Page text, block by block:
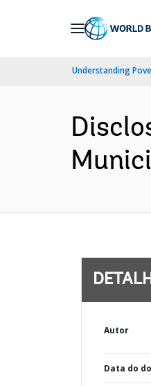
Understanding
Autor
Data do